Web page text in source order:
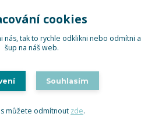
v českých hlavách
cookies
nás, tak to rychle odklikni nebo odmítni a
šup na náš web.
Souhlasím
můžete odmítnout zde.